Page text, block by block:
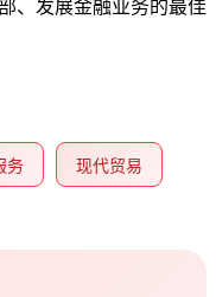
、发展金融业务的最佳
务 现代贸易